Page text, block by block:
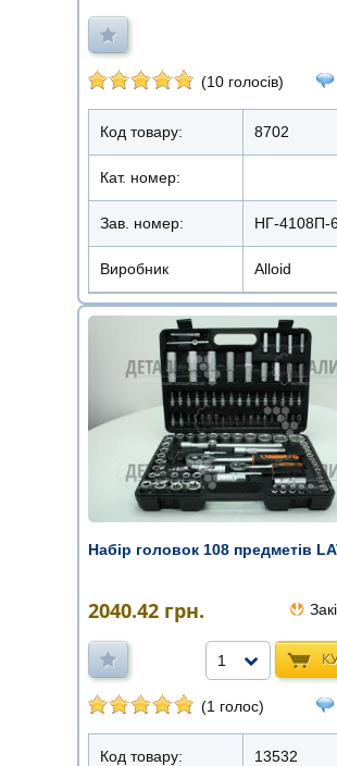
(10 голосів)
Код товару: 8702
Кат. номер:
Зав. номер: НГ-4108П-
Виробник Alloid
Набір головок 108 предметів
2040.42 грн.
1
(1 голос)
Код товару: 13532